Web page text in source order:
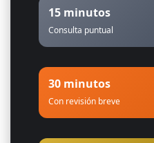
15 minutos
Consulta puntual
30 minutos
Con revisión breve